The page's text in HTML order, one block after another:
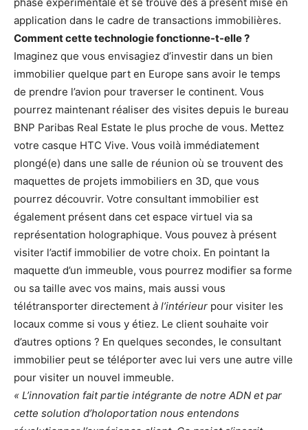
application dans le cadre de transactions immobilières.
Comment cette technologie fonctionne-t-elle ?
Imaginez que vous envisagiez d’investir dans un bien
immobilier quelque part en Europe sans avoir le temps
de prendre l’avion pour traverser le continent. Vous
pourrez maintenant réaliser des visites depuis le bureau
BNP Paribas Real Estate le plus proche de vous. Mettez
votre casque HTC Vive. Vous voilà immédiatement
plongé(e) dans une salle de réunion où se trouvent des
maquettes de projets immobiliers en 3D, que vous
pourrez découvrir. Votre consultant immobilier est
également présent dans cet espace virtuel via sa
représentation holographique. Vous pouvez à présent
visiter l’actif immobilier de votre choix. En pointant la
maquette d’un immeuble, vous pourrez modifier sa forme
ou sa taille avec vos mains, mais aussi vous
télétransporter directement à l’intérieur pour visiter les
locaux comme si vous y étiez. Le client souhaite voir
d’autres options ? En quelques secondes, le consultant
immobilier peut se téléporter avec lui vers une autre ville
pour visiter un nouvel immeuble.
« L’innovation fait partie intégrante de notre ADN et par
cette solution d’holoportation nous entendons